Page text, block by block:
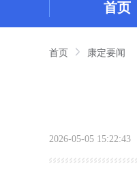
首页
首页 康定要闻
2026-05-05 15:22:43